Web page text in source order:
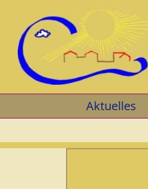
content
Aktuelles